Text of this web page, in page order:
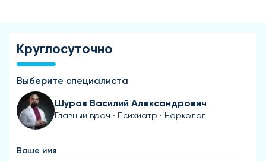
Круглосуточно
Выберите специалиста
Шуров Василий Александрович
Главный врач · Психиатр · Нарколог
Ваше имя